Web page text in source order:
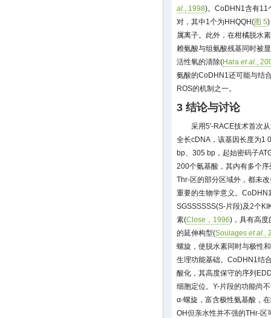
al ., 1998)。CoDHN1含有11
对，其中1个为HHQQH(图 5)
属离子。此外，在柑橘脱水
赖氨酸与组氨酸残基同时被
活性氧的清除(Hara et al .,
氨酸的CoDHN1还可能与结
ROS的机制之一。
3 结论与讨论
采用5′-RACE技术首次
全长cDNA，该基因长度为1
bp、305 bp，起始密码子
200个氨基酸，其内有多个
Thr-区的部分区域外，都未
重要的生物学意义。
SGSSSSSS(S-片段)及2个
素(Close，1996)，具有高度
的延伸构型(Soulages et al
螺旋，使脱水素同时与极性
生理功能基础。CoDHN1结
酸化，其高度保守的序列
细胞定位。Y-片段的功能尚
α-螺旋，富含极性氨基酸，
OH但亲水性并不强的THr-区